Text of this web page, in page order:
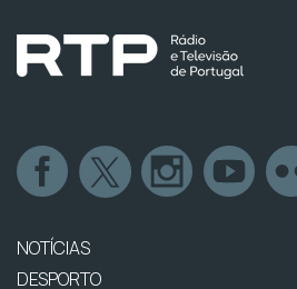
NOTÍCIAS
DESPORTO